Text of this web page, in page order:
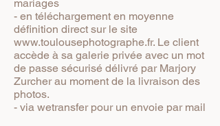
mariages
- en téléchargement en moyenne
définition direct sur le site
www.toulousephotographe.fr. Le client
accède à sa galerie privée avec un mot
de passe sécurisé délivré par Marjory
Zurcher au moment de la livraison des
photos.
- via wetransfer pour un envoie par mail